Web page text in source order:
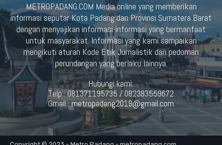
METROPADANG.COM Media online yang memberikan
informasi seputar Kota Padang dan Provinsi Sumatera Barat
dengan menyajikan informasi-informasi yang bermanfaat
untuk masyarakat. Informasi yang kami sampaikan
mengikuti aturan Kode Etik Jurnalistik dan pedoman
perundangan yang berlaku lainnya.
Hubungi kami:
Telp : 081371195735 / 082383559672
Gmail :metropadang2019@gmail.com